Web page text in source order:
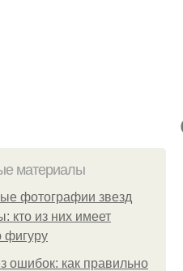
материалы
фотографии звезд
кто из них имеет
фигуру
ошибок: как правильно